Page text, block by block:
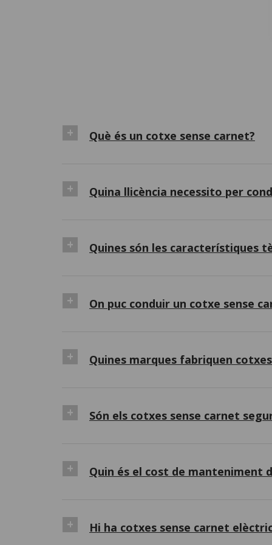
Què és un cotxe sense carnet?
Quina llicència necessito per
Quines són les característiques
On puc conduir un cotxe sense
Quines marques fabriquen
Són els cotxes sense carnet
Quin és el cost de manteniment
Hi ha cotxes sense carnet